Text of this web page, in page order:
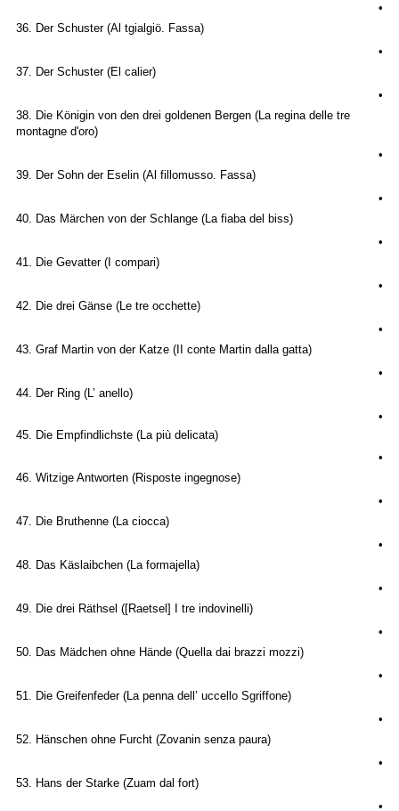
•
36. Der Schuster (Al tgialgiö. Fassa)
•
37. Der Schuster (El calier)
•
38. Die Königin von den drei goldenen Bergen (La regina delle tre
montagne d'oro)
•
39. Der Sohn der Eselin (Al fillomusso. Fassa)
•
40. Das Märchen von der Schlange (La fiaba del biss)
•
41. Die Gevatter (I compari)
•
42. Die drei Gänse (Le tre occhette)
•
43. Graf Martin von der Katze (II conte Martin dalla gatta)
•
44. Der Ring (L’ anello)
•
45. Die Empfindlichste (La più delicata)
•
46. Witzige Antworten (Risposte ingegnose)
•
47. Die Bruthenne (La ciocca)
•
48. Das Käslaibchen (La formajella)
•
49. Die drei Räthsel ([Raetsel] I tre indovinelli)
•
50. Das Mädchen ohne Hände (Quella dai brazzi mozzi)
•
51. Die Greifenfeder (La penna dell’ uccello Sgriffone)
•
52. Hänschen ohne Furcht (Zovanin senza paura)
•
53. Hans der Starke (Zuam dal fort)
•